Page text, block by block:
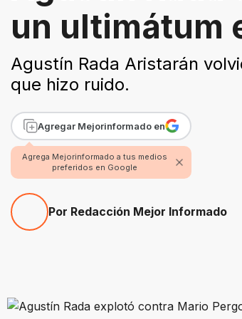
un ultimátum
Agustín Rada Aristarán
que hizo ruido.
Agregar Mejorinformado en
Agrega Mejorinformado a tus medios
preferidos en Google
Por Redacción Mejor Informado